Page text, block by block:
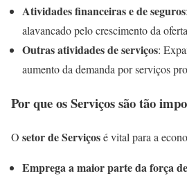
Atividades financeiras e de seguros
alavancado pelo crescimento da
Outras atividades de serviços:
aumento da demanda por serviços
Por que os Serviços são tão
O setor de Serviçosé vital para a
Emprega a maior parte da força